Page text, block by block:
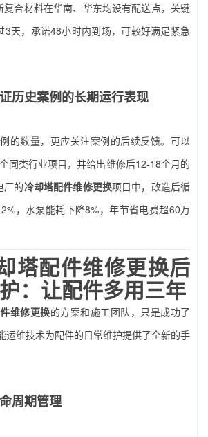
复合材料在华南、华东均设有配送点，关键
3天，承诺48小时内到场，可较好满足紧急
历史案例的长期运行表现
的数量，更应关注案例的后续反馈。可以
同类行业项目，并给出维修后12-18个月的
厂的冷却塔配件维修更换项目中，改造后循
，水泵能耗下降8%，年节省电费超60万
塔配件维修更换后
：让配件多用三年
维修更换的方案和施工团队，只是成功了
运维技术为配件的日常维护提供了全新的手
周期管理